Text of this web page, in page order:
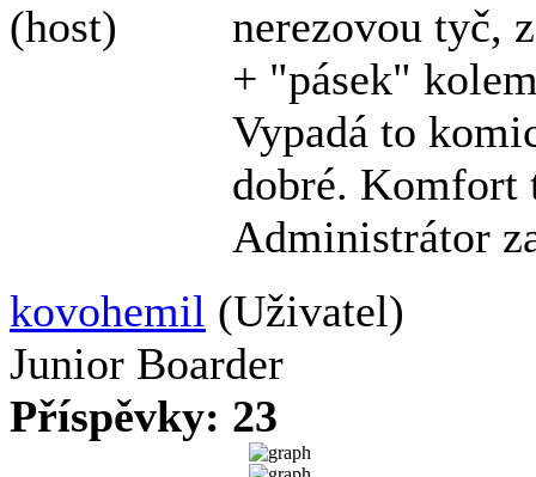
(host)
nerezovou tyč,
+ "pásek"
Vypadá to
dobré. Komfort
Administrátor
kovohemil (Uživatel)
Junior Boarder
Příspěvky: 23